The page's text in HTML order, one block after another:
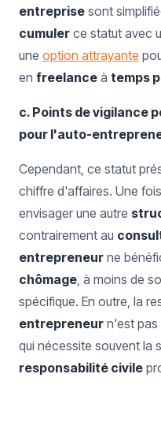
entreprise sont
cumuler ce statut avec
une option attrayante
en freelance à temps
c. Points de vigilance
pour l'auto-
Cependant, ce statut
chiffre d'affaires. Une
envisager une autre
contrairement au
entrepreneur ne
chômage, à moins de
spécifique. En outre, la
entrepreneur n'est pas
qui nécessite souvent la
responsabilité civile